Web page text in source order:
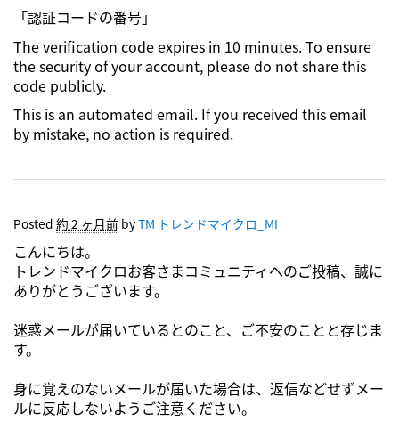
「認証コードの番号」
The verification code expires in 10 minutes. To ensure
the security of your account, please do not share this
code publicly.
This is an automated email. If you received this email
by mistake, no action is required.
Posted 約 2 ヶ月前 byTM トレンドマイクロ_MI
こんにちは。
トレンドマイクロお客さまコミュニティへのご投稿、誠に
ありがとうございます。
迷惑メールが届いているとのこと、ご不安のことと存じま
す。
身に覚えのないメールが届いた場合は、返信などせずメー
ルに反応しないようご注意ください。